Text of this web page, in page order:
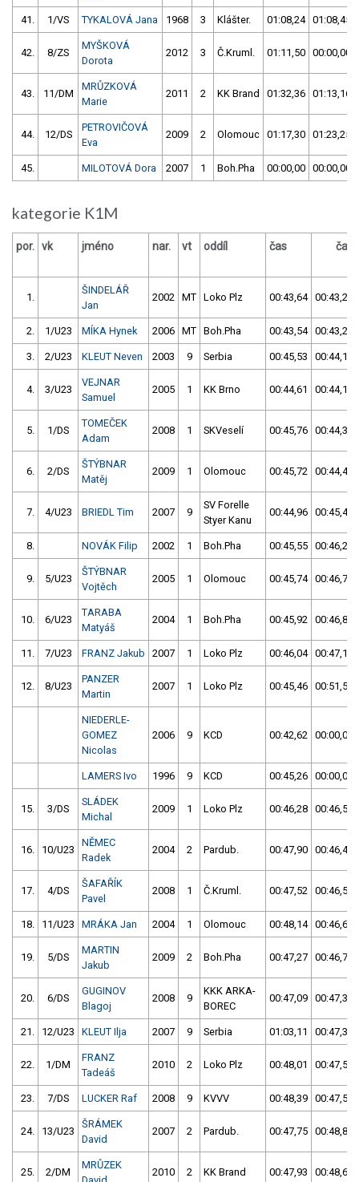
41. 1/VS TYKALOVÁ Jana 1968 3 Klášter. 01:08,24 01:08,45
42. 8/ZS
MYŠKOVÁ
Dorota
2012 3 Č.Kruml. 01:11,50 00:00,00
43. 11/DM
MRŮZKOVÁ
Marie
2011 2 KK Brand 01:32,36 01:13,16
44. 12/DS
PETROVIČOVÁ
Eva
2009 2 Olomouc 01:17,30 01:23,25
45. MILOTOVÁ Dora 2007 1 Boh.Pha 00:00,00 00:00,00
kategorie K1M
por. vk jméno nar. vt oddíl čas čas
1.
ŠINDELÁŘ
Jan
2002 MT Loko Plz 00:43,64 00:43,22
2. 1/U23 MÍKA Hynek 2006 MT Boh.Pha 00:43,54 00:43,28
3. 2/U23 KLEUT Neven 2003 9 Serbia 00:45,53 00:44,10
4. 3/U23
VEJNAR
Samuel
2005 1 KK Brno 00:44,61 00:44,19
5. 1/DS
TOMEČEK
Adam
2008 1 SKVeselí 00:45,76 00:44,33
6. 2/DS
ŠTÝBNAR
Matěj
2009 1 Olomouc 00:45,72 00:44,42
7. 4/U23 BRIEDL Tim 2007 9
SV Forelle
Styer Kanu
00:44,96 00:45,42
8. NOVÁK Filip 2002 1 Boh.Pha 00:45,55 00:46,28
9. 5/U23
ŠTÝBNAR
Vojtěch
2005 1 Olomouc 00:45,74 00:46,76
10. 6/U23
TARABA
Matyáš
2004 1 Boh.Pha 00:45,92 00:46,89
11. 7/U23 FRANZ Jakub 2007 1 Loko Plz 00:46,04 00:47,16
12. 8/U23
PANZER
Martin
2007 1 Loko Plz 00:45,46 00:51,56
NIEDERLE-
GOMEZ
Nicolas
2006 9 KCD 00:42,62 00:00,00
LAMERS Ivo 1996 9 KCD 00:45,26 00:00,00
15. 3/DS
SLÁDEK
Michal
2009 1 Loko Plz 00:46,28 00:46,51
16. 10/U23
NĚMEC
Radek
2004 2 Pardub. 00:47,90 00:46,45
17. 4/DS
ŠAFAŘÍK
Pavel
2008 1 Č.Kruml. 00:47,52 00:46,51
18. 11/U23 MRÁKA Jan 2004 1 Olomouc 00:48,14 00:46,67
19. 5/DS
MARTIN
Jakub
2009 2 Boh.Pha 00:47,27 00:46,70
20. 6/DS
GUGINOV
Blagoj
2008 9
KKK ARKA-
BOREC
00:47,09 00:47,31
21. 12/U23 KLEUT Ilja 2007 9 Serbia 01:03,11 00:47,35
22. 1/DM
FRANZ
Tadeáš
2010 2 Loko Plz 00:48,01 00:47,53
23. 7/DS LUCKER Raf 2008 9 KVVV 00:48,39 00:47,53
24. 13/U23
ŠRÁMEK
David
2007 2 Pardub. 00:47,75 00:48,81
25. 2/DM
MRŮZEK
2010 2 KK Brand 00:47,93 00:48,69